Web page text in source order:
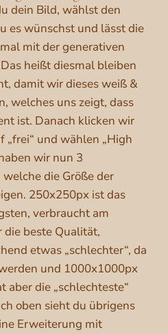
dein Bild, wählst den
es wünschst und lässt die
mit der generativen
heißt diesmal bleiben
damit wir dieses weiß &
welches uns zeigt, dass
ist. Danach klicken wir
„frei“ und wählen „High
wir nun 3
die Größe der
250x250px ist das
verbraucht am
die beste Qualität,
etwas „schlechter“, da
und 1000x1000px
aber die „schlechteste“
oben sieht du übrigens
Erweiterung mit